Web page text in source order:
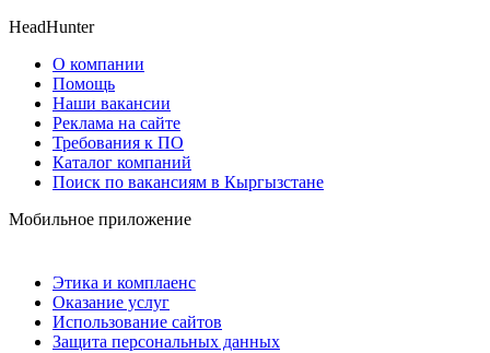
HeadHunter
О компании
Помощь
Наши вакансии
Реклама на сайте
Требования к ПО
Каталог компаний
Поиск по вакансиям в Кыргызстане
Мобильное приложение
Этика и комплаенс
Оказание услуг
Использование сайтов
Защита персональных данных